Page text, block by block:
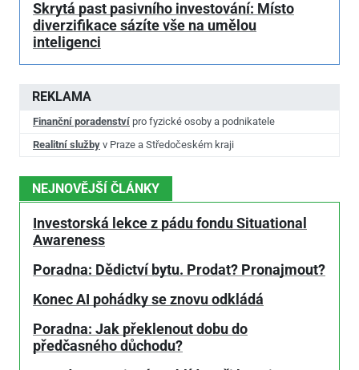
REKLAMA
Finanční poradenství pro fyzické osoby a podnikatele
Realitní služby v Praze a Středočeském kraji
NEJNOVĚJŠÍ ČLÁNKY
Investorská lekce z pádu fondu Situational
Awareness
Poradna: Dědictví bytu. Prodat? Pronajmout?
Konec AI pohádky se znovu odkládá
Poradna: Jak překlenout dobu do
předčasného důchodu?
Skrytá past pasivního investování: Místo
diverzifikace sázíte vše na umělou
inteligenci